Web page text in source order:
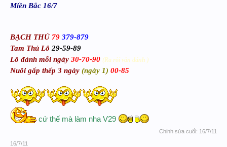
Miền Bắc 16/7
BẠCH THỦ 79 379-879
Tam Thủ Lô 29-59-89
Lô đánh mỗi ngày 30-70-90 (Ra rồi vẫn đánh )
Nuôi gấp thếp 3 ngày (ngày 1) 00-85
cứ thế mà làm nha V29
Chỉnh sửa cuối: 16/7/11
16/7/11